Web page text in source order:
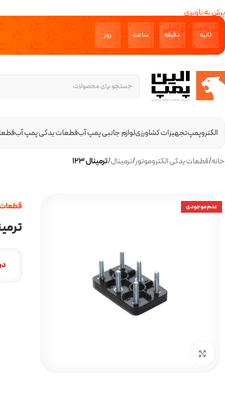
پرش به ناوبری
پرش به محتوای اصلی
روز‌ ساعت دقیقه‌ ثانیه‌
الکتروپمپتجهیزات کشاورزیلوازم جانبی پمپ آبقطعات یدکی پمپ آب
خانه/قطعات یدکی الکتروموتور/ترمینال/ترمینال 123
عدم موجودی قطعات